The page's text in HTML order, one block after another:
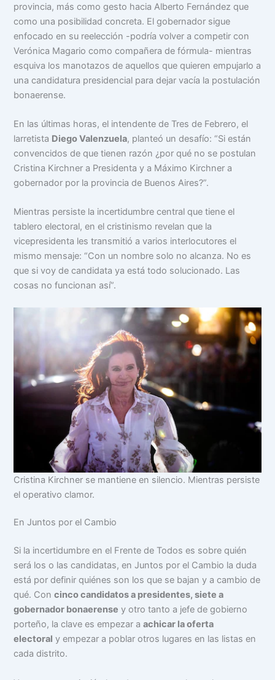
provincia, más como gesto hacia Alberto Fernández que
como una posibilidad concreta. El gobernador sigue
enfocado en su reelección -podría volver a competir con
Verónica Magario como compañera de fórmula- mientras
esquiva los manotazos de aquellos que quieren empujarlo a
una candidatura presidencial para dejar vacía la postulación
bonaerense.
En las últimas horas, el intendente de Tres de Febrero, el
larretista Diego Valenzuela, planteó un desafío: “Si están
convencidos de que tienen razón ¿por qué no se postulan
Cristina Kirchner a Presidenta y a Máximo Kirchner a
gobernador por la provincia de Buenos Aires?”.
Mientras persiste la incertidumbre central que tiene el
tablero electoral, en el cristinismo revelan que la
vicepresidenta les transmitió a varios interlocutores el
mismo mensaje: “Con un nombre solo no alcanza. No es
que si voy de candidata ya está todo solucionado. Las
cosas no funcionan así”.
Cristina Kirchner se mantiene en silencio. Mientras persiste
el operativo clamor.
En Juntos por el Cambio
Si la incertidumbre en el Frente de Todos es sobre quién
será los o las candidatas, en Juntos por el Cambio la duda
está por definir quiénes son los que se bajan y a cambio de
qué. Concinco candidatos a presidentes, siete a
gobernador bonaerense y otro tanto a jefe de gobierno
porteño, la clave es empezar aachicar la oferta
electoral y empezar a poblar otros lugares en las listas en
cada distrito.